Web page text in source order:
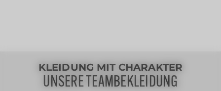
KLEIDUNG MIT CHARAKTER
UNSERE TEAMBEKLEIDUNG